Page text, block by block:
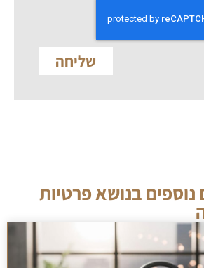
שליחה
בנושא פרטיות